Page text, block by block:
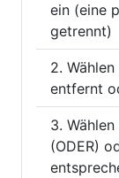
ein (eine
getrennt)
entfernt
(ODER)